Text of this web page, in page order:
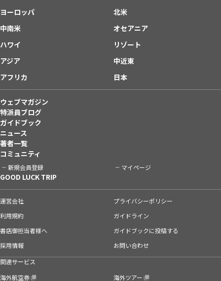
ヨーロッパ
北米
中南米
オセアニア
ハワイ
リゾート
アジア
中近東
アフリカ
日本
ウェブマガジン
特派員ブログ
ガイドブック
ニュース
著者一覧
コミュニティ
新規会員登録 マイページ
GOOD LUCK TRIP
運営会社
プライバシーポリシー
利用規約
ガイドライン
書店御担当者様へ
ガイドブックに投稿する
採用情報
お問い合わせ
関連サービス
海外航空券
海外ツアー